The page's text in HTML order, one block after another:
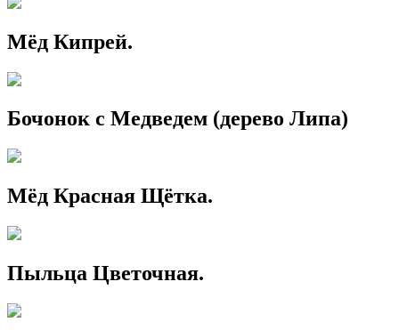
Мёд Кипрей.
Бочонок с Медведем (дерево Липа)
Мёд Красная Щётка.
Пыльца Цветочная.